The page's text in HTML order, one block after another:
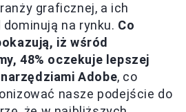
graficznej, a ich
na rynku. Co
iż wśród
48% oczekuje lepszej
Adobe, co
nasze podejście do